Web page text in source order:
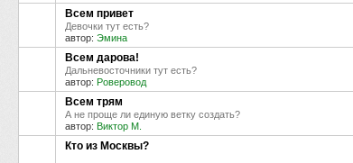
Всем привет
Девочки тут есть?
автор: Эмина
Всем дарова!
Дальневосточники тут есть?
автор: Роверовод
Всем трям
А не проще ли единую ветку создать?
автор: Виктор М.
Кто из Москвы?